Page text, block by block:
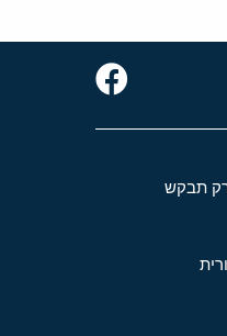
רק תבקש